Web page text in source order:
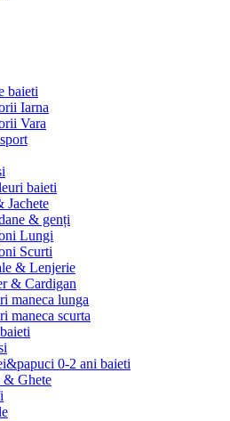
baieti
Iarna
Vara
baieti
Jachete
& genți
Lungi
Scurti
& Lenjerie
& Cardigan
maneca lunga
maneca scurta
0-2 ani baieti
& Ghete